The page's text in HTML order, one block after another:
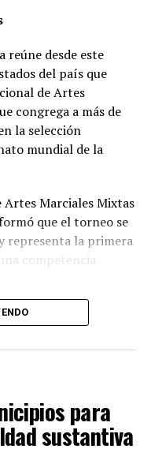
para tener una
escuelas que
como la zona rural”,
consiste en la
equivalente a 400
que se entregará
estudiantes de nivel
secundaria.
del 80%
reúne desde este
del país que
de Artes
congrega a más de
la selección
mundial de la
Artes Marciales Mixtas
que el torneo se
representa la primera
competencia
a México en
para noviembre en
también
etapas para
para
sustantiva